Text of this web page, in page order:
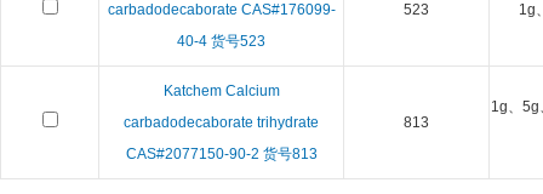
carbadodecaborate CAS#176099-
40-4 货号523
523 1g
Katchem Calcium
carbadodecaborate trihydrate
CAS#2077150-90-2 货号813
813
1g、